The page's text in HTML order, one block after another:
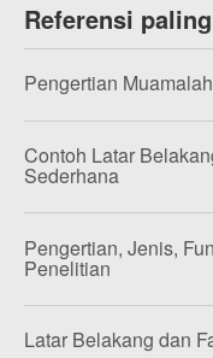
Referensi
Pengertian
Contoh Latar
Sederhana
Pengertian, Jenis,
Penelitian
Latar Belakang dan